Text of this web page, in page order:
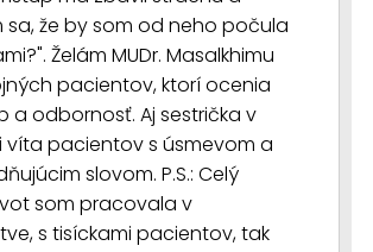
že by som od neho počula
Želám MUDr. Masalkhimu
pacientov, ktorí ocenia
a odbornosť. Aj sestrička v
víta pacientov s úsmevom a
slovom. P.S.: Celý
som pracovala v
s tisíckami pacientov, tak